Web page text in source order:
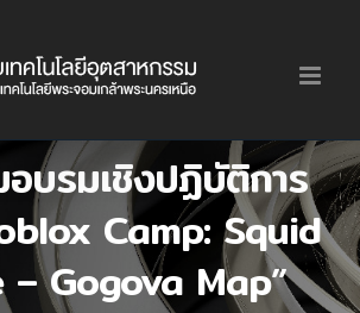
บรมเชิงปฏิบัติการ
Camp: Squid
– Gogova Map”